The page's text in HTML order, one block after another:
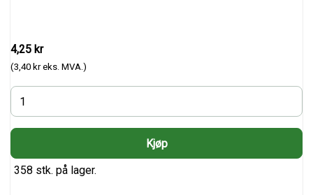
4,25 kr
(3,40 kr eks. MVA.)
358 stk. på lager.